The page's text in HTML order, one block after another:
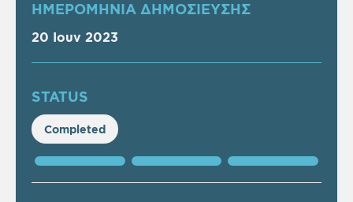
ΗΜΕΡΟΜΗΝΙΑ ΔΗΜΟΣΙΕΥΣΗΣ
20 Ιουν 2023
STATUS
Completed